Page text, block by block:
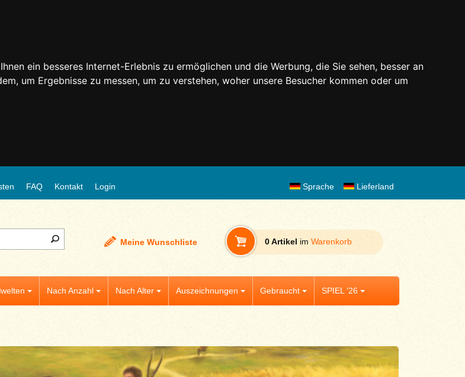
ein besseres Internet-Erlebnis zu ermöglichen und die Werbung, die Sie sehen, besser an
um Ergebnisse zu messen, um zu verstehen, woher unsere Besucher kommen oder um
FAQ Kontakt Login Lieferland
Sprache
Meine Wunschliste 0 Artikel im Warenkorb
Nach Anzahl Nach Alter Auszeichnungen Gebraucht SPIEL '26